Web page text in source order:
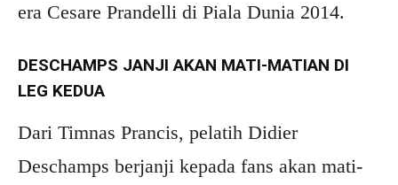
era Cesare Prandelli di Piala Dunia 2014.
DESCHAMPS JANJI AKAN MATI-MATIAN DI
LEG KEDUA
Dari Timnas Prancis, pelatih Didier
Deschamps berjanji kepada fans akan mati-